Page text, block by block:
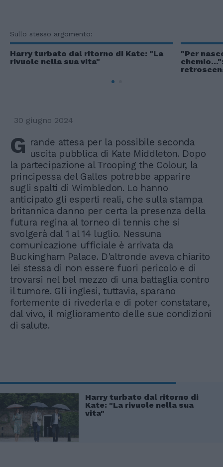
Sullo stesso argomento:
Harry turbato dal ritorno di Kate: "La
rivuole nella sua vita"
"Per
30 giugno 2024
G rande attesa per la possibile seconda
uscita pubblica di Kate Middleton. Dopo
la partecipazione al Trooping the Colour, la
principessa del Galles potrebbe apparire
sugli spalti di Wimbledon. Lo hanno
anticipato gli esperti reali, che sulla stampa
britannica danno per certa la presenza della
futura regina al torneo di tennis che si
svolgerà dal 1 al 14 luglio. Nessuna
comunicazione ufficiale è arrivata da
Buckingham Palace. D'altronde aveva chiarito
lei stessa di non essere fuori pericolo e di
trovarsi nel bel mezzo di una battaglia contro
il tumore. Gli inglesi, tuttavia, sparano
fortemente di rivederla e di poter constatare,
dal vivo, il miglioramento delle sue condizioni
di salute.
Harry turbato dal ritorno di
Kate: "La rivuole nella sua
vita"